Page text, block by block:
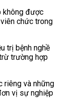
không được
chức trong
trị bệnh nghề
trường hợp
riêng và những
vị sự nghiệp